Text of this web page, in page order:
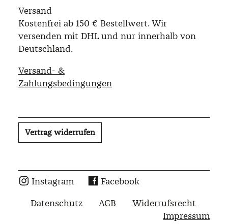
Versand
Kostenfrei ab 150 € Bestellwert. Wir
versenden mit DHL und nur innerhalb von
Deutschland.
Versand- &
Zahlungsbedingungen
Vertrag widerrufen
Instagram
Facebook
Datenschutz
AGB
Widerrufsrecht
Impressum